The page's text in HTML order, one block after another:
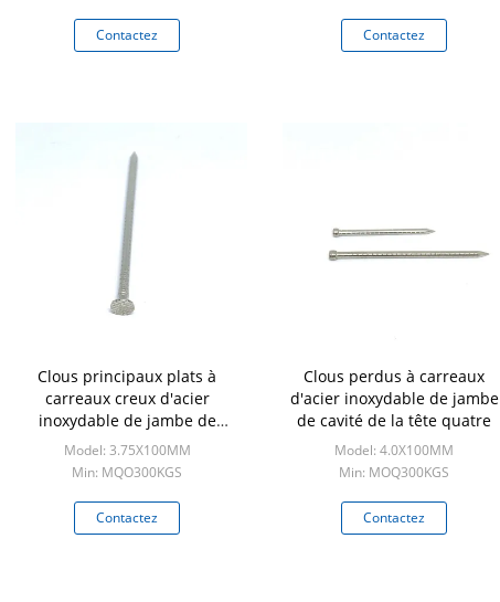
Contactez Contactez
Clous principaux plats à
carreaux creux d'acier
inoxydable de jambe de
3.75X100MM
Model: 3.75X100MM
Min: MQO300KGS
Contactez
Clous perdus à carreaux
d'acier inoxydable de jambe
de cavité de la tête quatre
Model: 4.0X100MM
Min: MOQ300KGS
Contactez